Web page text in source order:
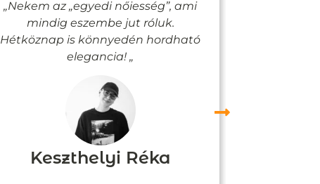
„Nekem az „egyedi nőiesség”, ami
mindig eszembe jut róluk.
Hétköznap is könnyedén hordható
elegancia! „
Keszthelyi Réka